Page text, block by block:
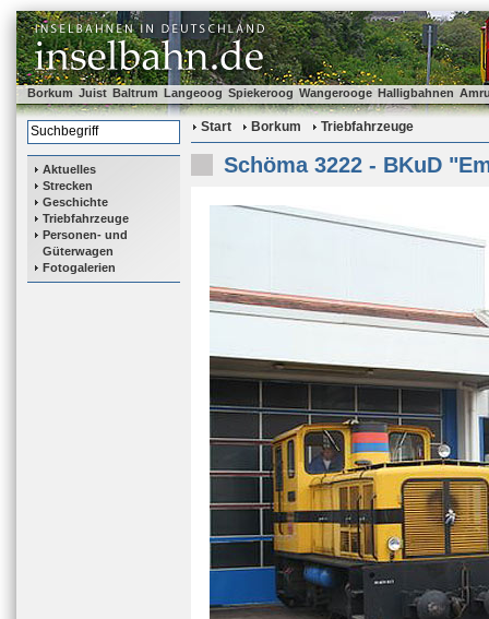
Borkum Juist Baltrum Langeoog Spiekeroog Wangerooge Halligbahnen
Aktuelles
Strecken
Geschichte
Triebfahrzeuge
Personen- und
Güterwagen
Fotogalerien
Start Borkum Triebfahrzeuge
Schöma 3222 - BKuD